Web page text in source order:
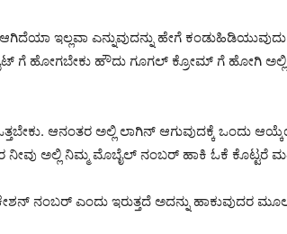
ಇಲ್ಲವಾ ಎನ್ನುವುದನ್ನು ಹೇಗೆ
ಗೆ ಹೋಗಬೇಕು ಹೌದು ಗೂಗಲ್ ಕ್ರೋಮ್ ಗೆ ಹೋಗಿ ಅಲ್ಲಿ
ಆನಂತರ ಅಲ್ಲಿ ಲಾಗಿನ್ ಆಗುವುದಕ್ಕೆ ಒಂದು
ನೀವು ಅಲ್ಲಿ ನಿಮ್ಮ ಮೊಬೈಲ್ ನಂಬರ್ ಹಾಕಿ ಓಕೆ ಕೊಟ್ಟರೆ
ನಂಬರ್ ಎಂದು ಇರುತ್ತದೆ ಅದನ್ನು ಹಾಕುವುದರ